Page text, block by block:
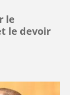
le
le devoir